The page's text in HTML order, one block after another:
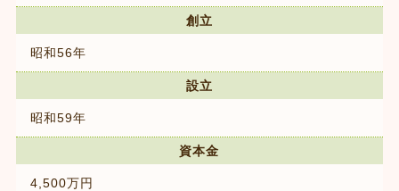
創立
昭和56年
設立
昭和59年
資本金
4,500万円